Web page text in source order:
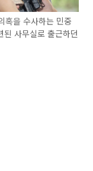
혹을 수사하는 민중
사무실로 출근하던